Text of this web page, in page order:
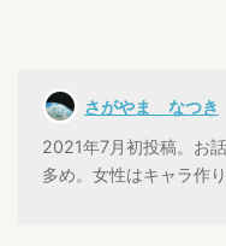
さがやま なつき
2021年7月初投稿。お
多め。女性はキャラ作